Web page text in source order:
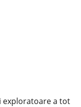
exploratoare a tot